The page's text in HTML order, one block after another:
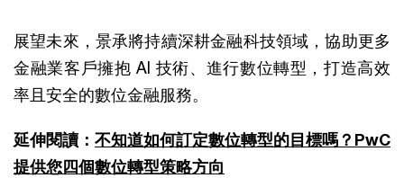
展望未來，景承將持續深耕金融科技領域，協助更多
金融業客戶擁抱 AI 技術、進行數位轉型，打造高效
率且安全的數位金融服務。
延伸閱讀： 不知道如何訂定數位轉型的目標嗎？PwC
提供您四個數位轉型策略方向